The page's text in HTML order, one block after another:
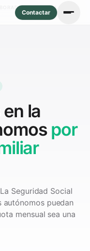
Contactar
SOCIAL DE LA
la
por
Seguridad Social
autónomos puedan
mensual sea una